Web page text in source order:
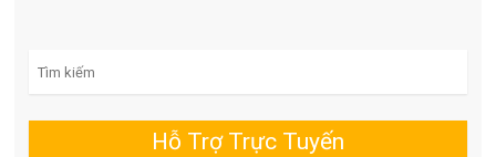
Hỗ Trợ Trực Tuyến